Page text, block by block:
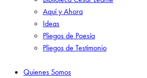
Aquí y Ahora
Ideas
Pliegos de Poesía
Pliegos de Testimonio
Quienes Somos